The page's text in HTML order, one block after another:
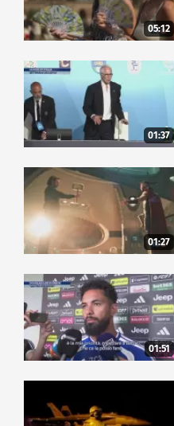
05:12
01:37
01:27
01:51